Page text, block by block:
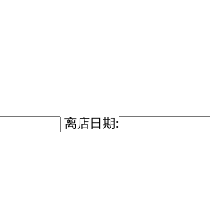
离店日期: